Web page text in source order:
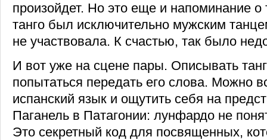
произойдет. Но это еще и напоминание о
танго был исключительно мужским
не участвовала. К счастью, так было
И вот уже на сцене пары. Описывать
попытаться передать его слова. Можно
испанский язык и ощутить себя на
Паганель в Патагонии: лунфардо не
Это секретный код для посвященных,